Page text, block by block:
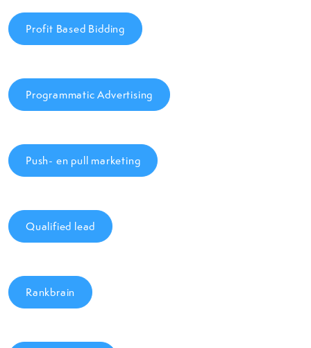
Profit Based Bidding
Programmatic Advertising
Push- en pull marketing
Qualified lead
Rankbrain